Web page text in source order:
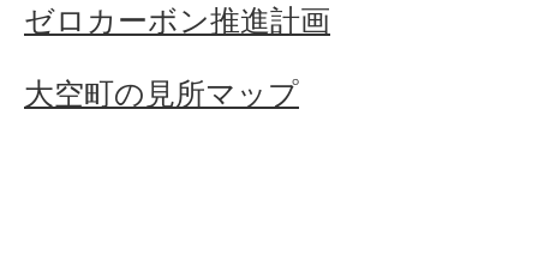
ゼロカーボン推進計画
大空町の見所マップ